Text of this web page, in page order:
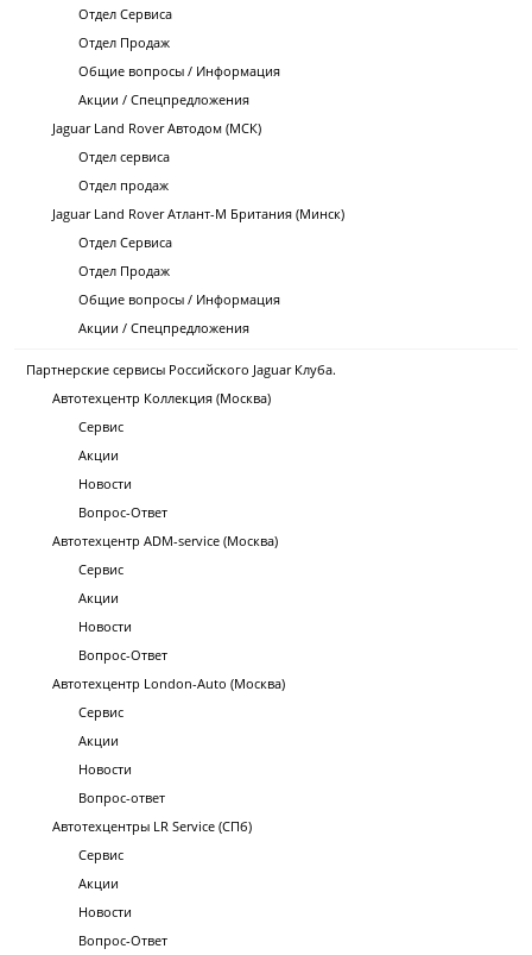
Отдел Сервиса
Отдел Продаж
Общие вопросы / Информация
Акции / Спецпредложения
Jaguar Land Rover Автодом (МСК)
Отдел сервиса
Отдел продаж
Jaguar Land Rover Атлант-М Британия (Минск)
Отдел Сервиса
Отдел Продаж
Общие вопросы / Информация
Акции / Спецпредложения
Партнерские сервисы Российского Jaguar Клуба.
Автотехцентр Коллекция (Москва)
Сервис
Акции
Новости
Вопрос-Ответ
Автотехцентр ADM-service (Москва)
Сервис
Акции
Новости
Вопрос-Ответ
Автотехцентр London-Auto (Москва)
Сервис
Акции
Новости
Вопрос-ответ
Автотехцентры LR Service (СПб)
Сервис
Акции
Новости
Вопрос-Ответ